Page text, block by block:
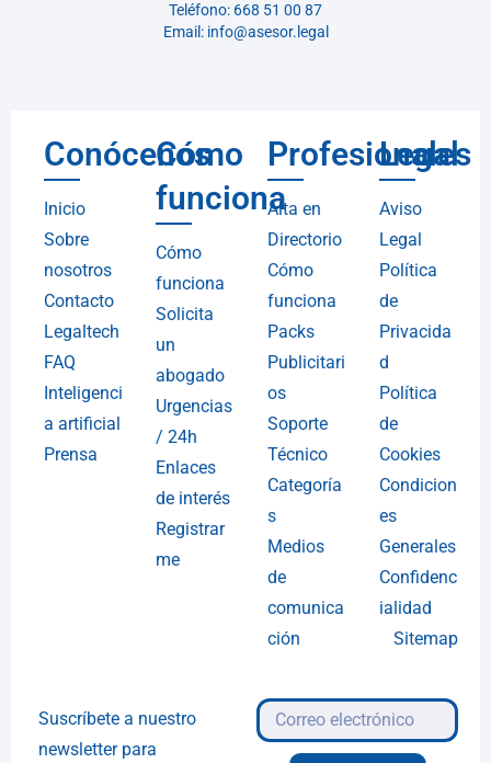
Teléfono: 668 51 00 87
Email: info@asesor.legal
Conócenos
Inicio
Sobre
nosotros
Contacto
Legaltech
FAQ
Inteligenci
a artificial
Prensa
Cómo
funciona
Cómo
funciona
Solicita
un
abogado
Urgencias
/ 24h
Enlaces
de interés
Registrar
me
Profesionales
Alta en
Directorio
Cómo
funciona
Packs
Publicitari
os
Soporte
Técnico
Categoría
s
Medios
de
comunica
ción
Legal
Aviso
Legal
Política
de
Privacida
d
Política
de
Cookies
Condicion
es
Generales
Confidenc
ialidad
Sitemap
Suscríbete a nuestro
newsletter para